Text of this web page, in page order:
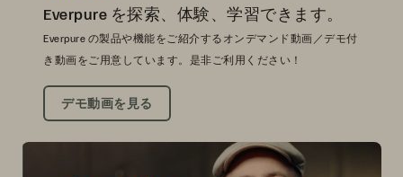
Everpure を探索、体験、学習できます。
Everpure の製品や機能をご紹介するオンデマンド動画／デモ付
き動画をご用意しています。是非ご利用ください！
デモ動画を見る